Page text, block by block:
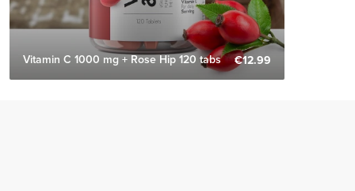
Vitamin C 1000 mg + Rose Hip 120 tabs €12.99